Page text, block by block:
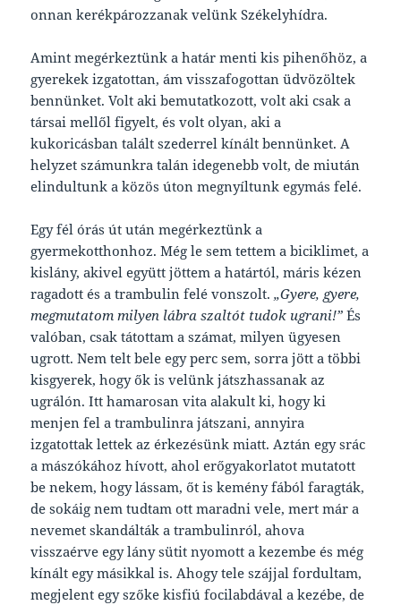
onnan kerékpározzanak velünk Székelyhídra.
Amint megérkeztünk a határ menti kis pihenőhöz, a
gyerekek izgatottan, ám visszafogottan üdvözöltek
bennünket. Volt aki bemutatkozott, volt aki csak a
társai mellől figyelt, és volt olyan, aki a
kukoricásban talált szederrel kínált bennünket. A
helyzet számunkra talán idegenebb volt, de miután
elindultunk a közös úton megnyíltunk egymás felé.
Egy fél órás út után megérkeztünk a
gyermekotthonhoz. Még le sem tettem a biciklimet, a
kislány, akivel együtt jöttem a határtól, máris kézen
ragadott és a trambulin felé vonszolt.„Gyere, gyere,
megmutatom milyen lábra szaltót tudok ugrani!”És
valóban, csak tátottam a számat, milyen ügyesen
ugrott. Nem telt bele egy perc sem, sorra jött a többi
kisgyerek, hogy ők is velünk játszhassanak az
ugrálón. Itt hamarosan vita alakult ki, hogy ki
menjen fel a trambulinra játszani, annyira
izgatottak lettek az érkezésünk miatt. Aztán egy srác
a mászókához hívott, ahol erőgyakorlatot mutatott
be nekem, hogy lássam, őt is kemény fából faragták,
de sokáig nem tudtam ott maradni vele, mert már a
nevemet skandálták a trambulinról, ahova
visszaérve egy lány sütit nyomott a kezembe és még
kínált egy másikkal is. Ahogy tele szájjal fordultam,
megjelent egy szőke kisfiú focilabdával a kezébe, de